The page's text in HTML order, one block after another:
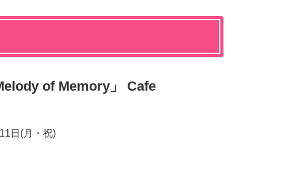
of Memory 」 Cafe
日(月・祝)